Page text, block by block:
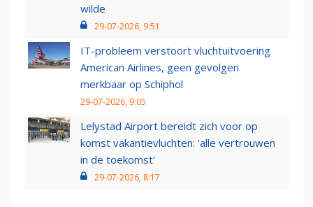
wilde
29-07-2026, 9:51
IT-probleem verstoort vluchtuitvoering
American Airlines, geen gevolgen
merkbaar op Schiphol
29-07-2026, 9:05
Lelystad Airport bereidt zich voor op
komst vakantievluchten: 'alle vertrouwen
in de toekomst'
29-07-2026, 8:17